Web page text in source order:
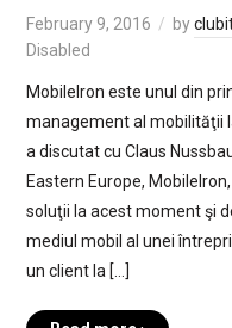
February 9, 2016 by
Disabled
MobileIron este unul din
management al mobilităţii
a discutat cu Claus
Eastern Europe,
soluţii la acest moment şi
mediul mobil al unei
un client la […]